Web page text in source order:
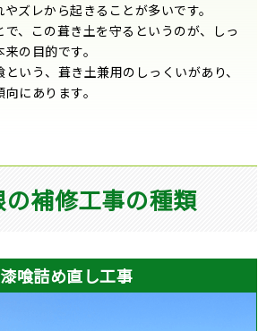
ズレから起きることが多いです。
、この葺き土を守るというのが、しっ
の目的です。
いう、葺き土兼用のしっくいがあり、
にあります。
補修工事の種類
漆喰詰め直し工事